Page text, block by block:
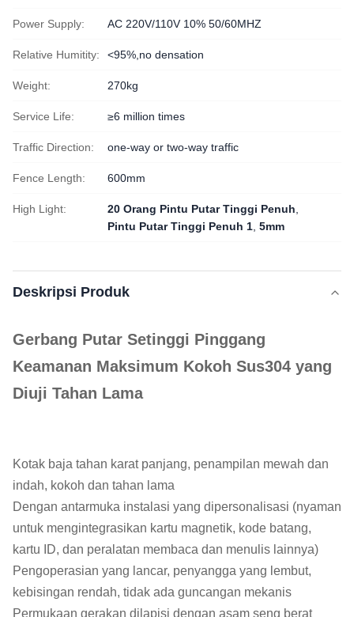
Power Supply: AC 220V/110V 10% 50/60MHZ
Relative Humitity: <95%,no densation
Weight: 270kg
Service Life: ≥6 million times
Traffic Direction: one-way or two-way traffic
Fence Length: 600mm
High Light: 20 Orang Pintu Putar Tinggi Penuh
Pintu Putar Tinggi Penuh 1 5mm
Deskripsi Produk
Gerbang Putar Setinggi Pinggang
Keamanan Maksimum Kokoh Sus304 yang
Diuji Tahan Lama
Kotak baja tahan karat panjang, penampilan mewah dan
indah, kokoh dan tahan lama
Dengan antarmuka instalasi yang dipersonalisasi (nyaman
untuk mengintegrasikan kartu magnetik, kode batang,
kartu ID, dan peralatan membaca dan menulis lainnya)
Pengoperasian yang lancar, penyangga yang lembut,
kebisingan rendah, tidak ada guncangan mekanis
Permukaan gerakan dilapisi dengan asam seng berat